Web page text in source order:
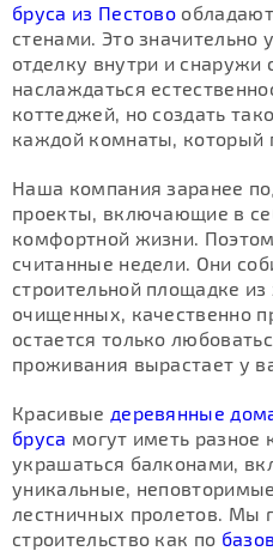
бруса из Пестово
стенами. Это значительно
отделку внутри и
наслаждаться
коттеджей, но создать
каждой комнаты, который
Наша компания заранее
проекты, включающие в
комфортной жизни.
считанные недели. Они
строительной площадке
очищенных, качественно
остается только
проживания вырастает у
Красивые деревянные
бруса могут иметь разное
украшаться балконами,
уникальные,
лестничных пролетов. Мы
строительство как по